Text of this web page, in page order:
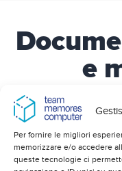
Per fornire le migliori
memorizzare e/o accedere
queste tecnologie ci
e
Di seguito potete
Codice Etico
organizzazione e i